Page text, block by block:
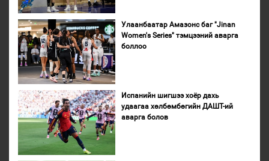
Улаанбаатар Амазонс баг "Jinan
Women's Series" тэмцээний аварга
боллоо
Испанийн шигшээ хоёр дахь
удаагаа хөлбөмбөгийн ДАШТ-ий
аварга болов